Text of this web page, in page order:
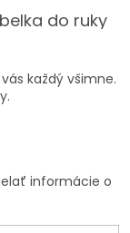
do ruky
každý všimne.
informácie o